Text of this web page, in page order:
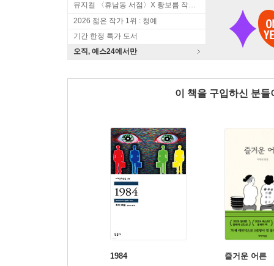
뮤지컬 〈휴남동 서점〉X 황보름 작가 북토크
2026 젊은 작가 1위 : 청예
기간 한정 특가 도서
오직, 예스24에서만
이 책을 구입하신 분
1984 즐거운 어른